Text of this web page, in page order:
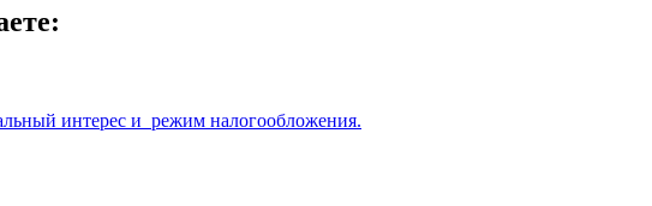
интерес и режим налогообложения.